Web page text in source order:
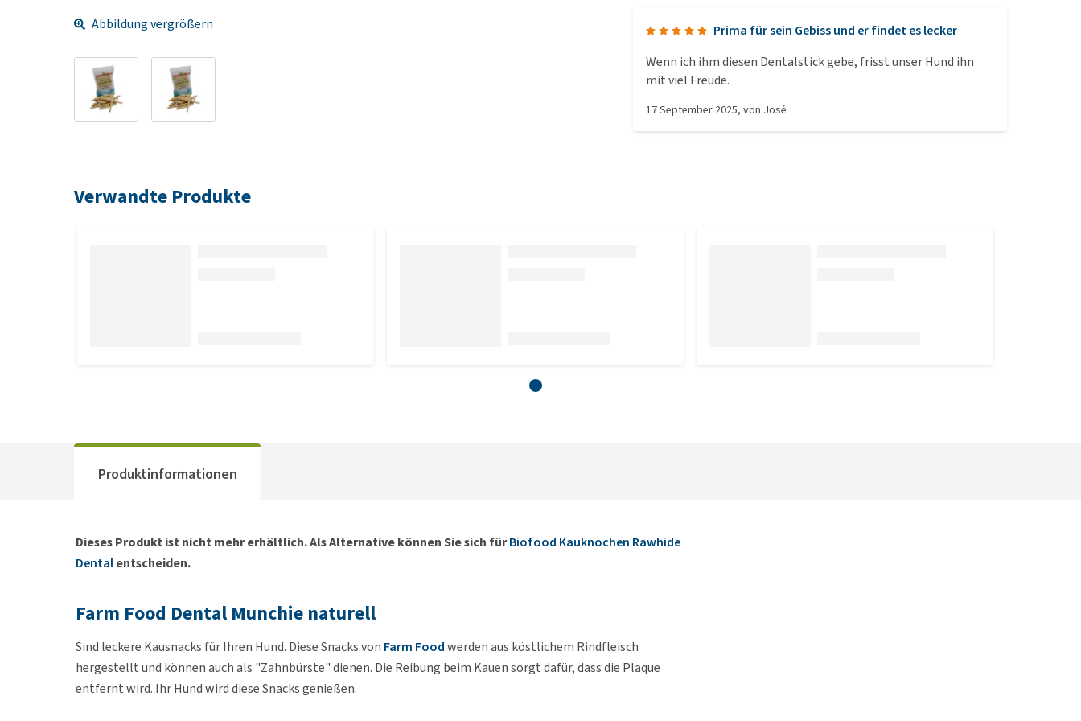
Abbildung vergrößern
Prima für sein Gebiss und er findet es lecker
Wenn ich ihm diesen Dentalstick gebe, frisst unser Hund ihn
mit viel Freude.
17 September 2025, von José
Verwandte Produkte
Produktinformationen
Dieses Produkt ist nicht mehr erhältlich. Als Alternative können Sie sich fürBiofood Kauknochen Rawhide
Dentalentscheiden.
Farm Food Dental Munchie naturell
Sind leckere Kausnacks für Ihren Hund. Diese Snacks von Farm Foodwerden aus köstlichem Rindfleisch
hergestellt und können auch als "Zahnbürste" dienen. Die Reibung beim Kauen sorgt dafür, dass die Plaque
entfernt wird. Ihr Hund wird diese Snacks genießen.